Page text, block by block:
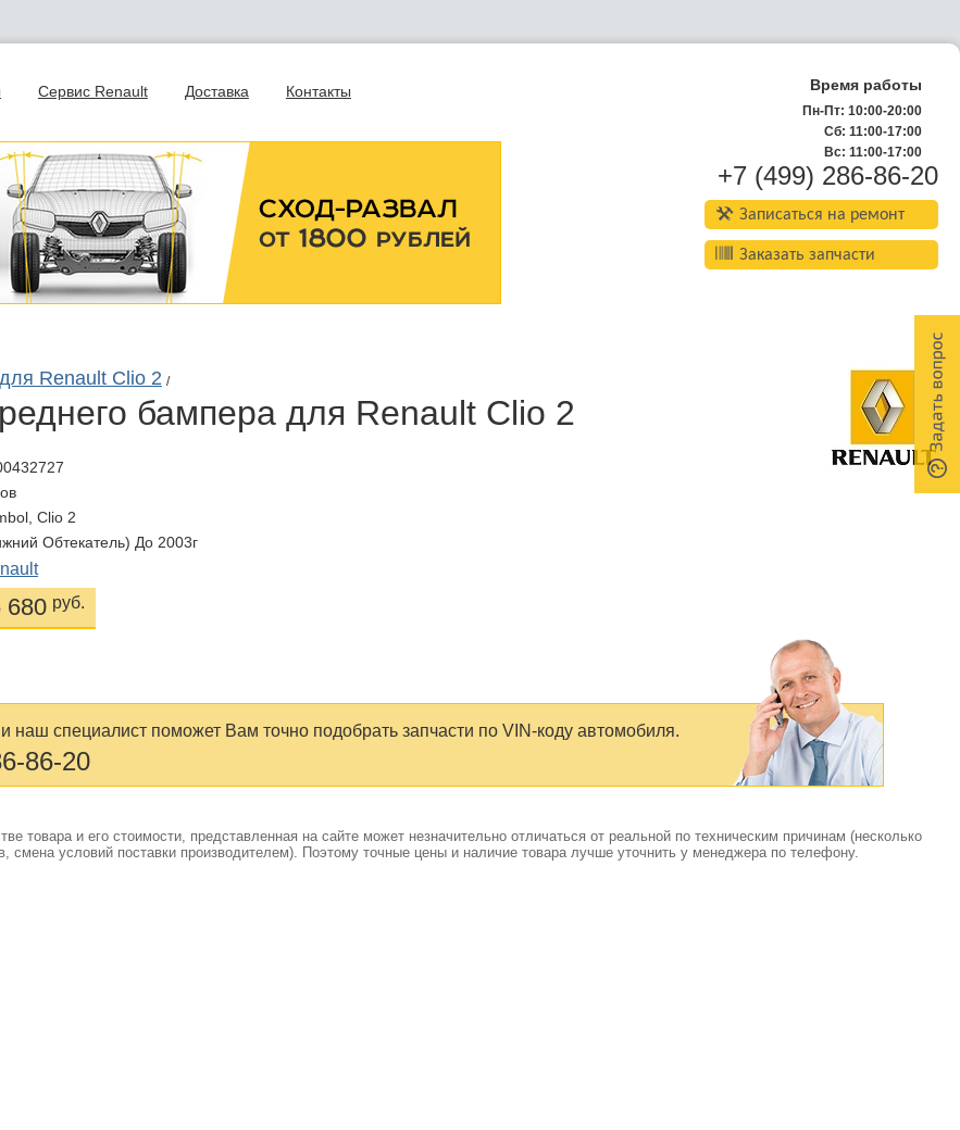
Время работы
Пн-Пт: 10:00-20:00
Сб: 11:00-17:00
Вс: 11:00-17:00
+7 (499) 286-86-20
Записаться на ремонт
Заказать запчасти
Сервис Renault Доставка Контакты
Renault Clio 2 /
бампера для Renault Clio 2
Clio 2
Обтекатель) До 2003г
680 руб.
наш специалист поможет Вам точно подобрать запчасти по VIN-коду автомобиля.
86-20
товара и его стоимости, представленная на сайте может незначительно отличаться от реальной по техническим причинам (несколько
смена условий поставки производителем). Поэтому точные цены и наличие товара лучше уточнить у менеджера по телефону.